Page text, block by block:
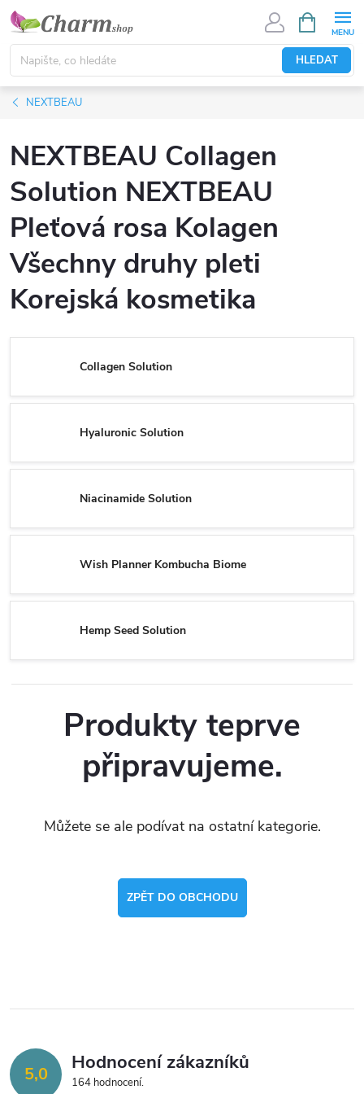
Přejít
obsah
HLEDAT
NÁKUPNÍ
KOŠÍK
NEXTBEAU
NEXTBEAU Collagen
Solution NEXTBEAU
Pleťová rosa Kolagen
Všechny druhy pleti
Korejská kosmetika
Collagen Solution
Hyaluronic Solution
Niacinamide Solution
Wish Planner Kombucha Biome
Hemp Seed Solution
Produkty teprve
připravujeme.
Můžete se ale podívat na ostatní kategorie.
ZPĚT DO OBCHODU
5,0 Hodnocení zákazníků
164 hodnocení